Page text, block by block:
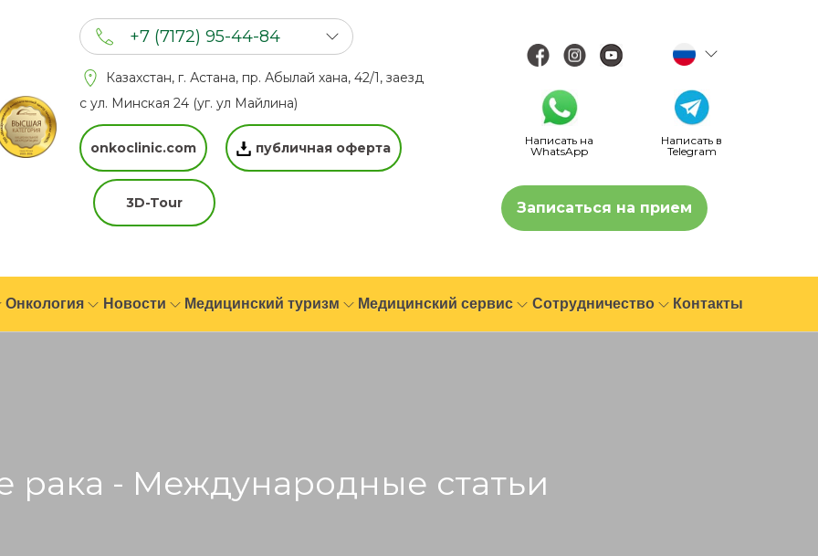
+7 (7172) 95-44-84
+7 (702) 201 94 44
+7 (777) 201 44 44
Казахстан, г. Астана, пр. Абылай хана, 42/1, заезд
с ул. Минская 24 (уг. ул Майлина)
onkoclinic.com публичная оферта
3D-Tour
Написать на
WhatsApp
Написать в
Telegram
Записаться на прием
Онкология Новости Медицинский туризм Медицинский сервис Сотрудничество Контакты
рака - Международные статьи